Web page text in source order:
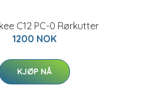
C12 PC-0 Rørkutter
1200 NOK
KJØP NÅ